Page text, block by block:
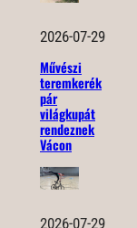
2026-07-29
Művészi
teremkerék
pár
világkupát
rendeznek
Vácon
2026-07-29